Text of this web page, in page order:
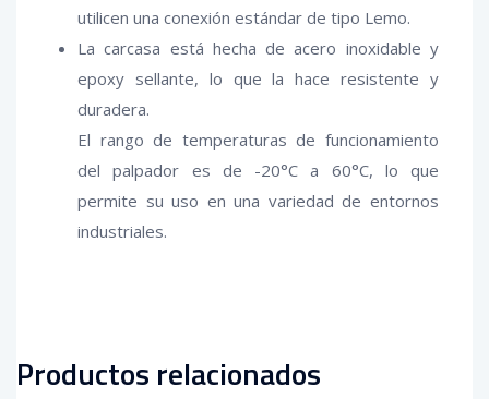
utilicen una conexión estándar de tipo Lemo.
La carcasa está hecha de acero inoxidable y
epoxy sellante, lo que la hace resistente y
duradera.
El rango de temperaturas de funcionamiento
del palpador es de -20°C a 60°C, lo que
permite su uso en una variedad de entornos
industriales.
Productos relacionados